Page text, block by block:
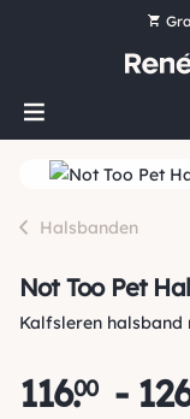
Halsbanden
Not Too Pet
Kalfsleren halsband
116.
00 -